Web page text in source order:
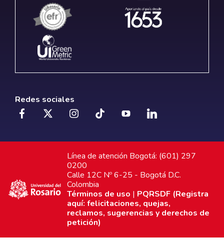
Redes sociales
Línea de atención Bogotá: (601) 297
0200
Calle 12C Nº 6-25 - Bogotá D.C.
Colombia
Términos de uso | PQRSDF (Registra
aquí: felicitaciones, quejas,
reclamos, sugerencias y derechos de
petición)